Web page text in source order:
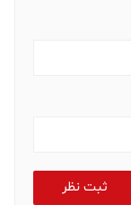
ثبت نظر